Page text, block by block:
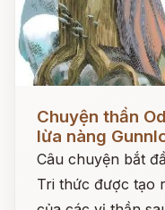
Chuyện thần
lừa nàng
Câu chuyện bắt
Tri thức được tạo